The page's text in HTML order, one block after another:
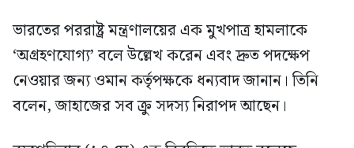
ভারতের পররাষ্ট্র মন্ত্রণালয়ের এক মুখপাত্র হামলাকে
‘অগ্রহণযোগ্য’ বলে উল্লেখ করেন এবং দ্রুত পদক্ষেপ
নেওয়ার জন্য ওমান কর্তৃপক্ষকে ধন্যবাদ জানান। তিনি
বলেন, জাহাজের সব ক্রু সদস্য নিরাপদ আছেন।